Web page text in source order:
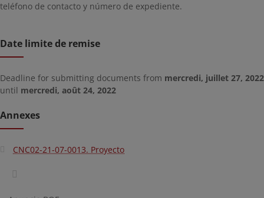
teléfono de contacto y número de expediente.
Date limite de remise
Deadline for submitting documents from mercredi, juillet 27, 2022
until mercredi, août 24, 2022
Annexes
CNC02-21-07-0013. Proyecto